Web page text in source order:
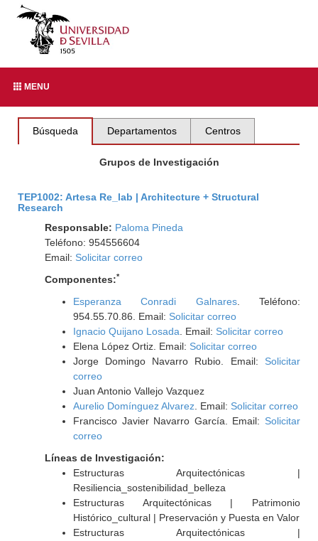
MENU
Búsqueda Departamentos Centros
Grupos de Investigación
TEP1002: Artesa Re_lab | Architecture + Structural
Research
Responsable: Paloma Pineda
Teléfono: 954556604
Email: Solicitar correo
Componentes:*
Esperanza Conradi Galnares. Teléfono:
954.55.70.86. Email: Solicitar correo
Ignacio Quijano Losada . Email: Solicitar correo
Elena López Ortiz. Email: Solicitar correo
Jorge Domingo Navarro Rubio. Email: Solicitar
correo
Juan Antonio Vallejo Vazquez
Aurelio Domínguez Alvarez. Email: Solicitar correo
Francisco Javier Navarro García. Email: Solicitar
correo
Líneas de Investigación:
Estructuras Arquitectónicas |
Resiliencia_sostenibilidad_belleza
Estructuras Arquitectónicas | Patrimonio
Histórico_cultural | Preservación y Puesta en Valor
Estructuras Arquitectónicas |